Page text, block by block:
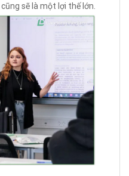
sẽ là một lợi thế lớn.